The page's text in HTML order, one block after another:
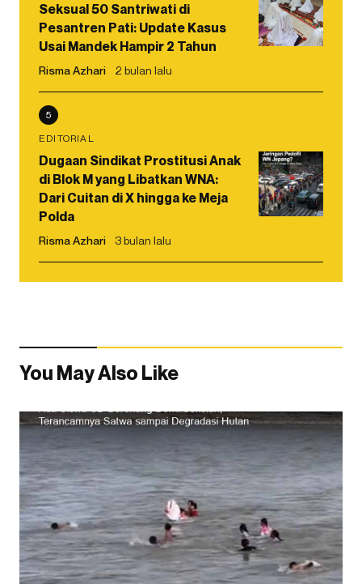
Seksual 50 Santriwati di
Pesantren Pati: Update Kasus
Usai Mandek Hampir 2 Tahun
Risma Azhari 2 bulan lalu
5
EDITORIAL
Dugaan Sindikat Prostitusi Anak
di Blok M yang Libatkan WNA:
Dari Cuitan di X hingga ke Meja
Polda
Risma Azhari 3 bulan lalu
You May Also Like